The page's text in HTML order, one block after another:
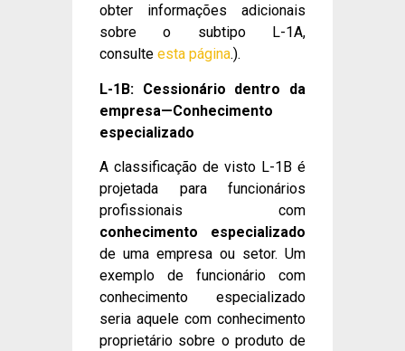
obter informações adicionais
sobre o subtipo L-1A,
consulte esta página.).
L-1B: Cessionário dentro da
empresa—Conhecimento
especializado
A classificação de visto L-1B é
projetada para funcionários
profissionais com
conhecimento especializado
de uma empresa ou setor. Um
exemplo de funcionário com
conhecimento especializado
seria aquele com conhecimento
proprietário sobre o produto de